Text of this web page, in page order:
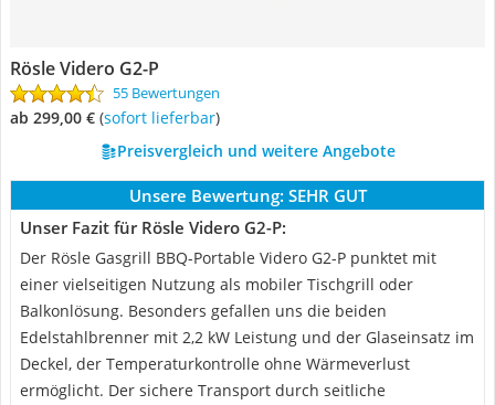
Rösle Videro G2-P
55 Bewertungen
ab 299,00 € ( Sofort lieferbar)
Preisvergleich und weitere Angebote
Unsere Bewertung: SEHR GUT
Unser Fazit für Rösle Videro G2-P:
Der Rösle Gasgrill BBQ-Portable Videro G2-P punktet mit
einer vielseitigen Nutzung als mobiler Tischgrill oder
Balkonlösung. Besonders gefallen uns die beiden
Edelstahlbrenner mit 2,2 kW Leistung und der Glaseinsatz im
Deckel, der Temperaturkontrolle ohne Wärmeverlust
ermöglicht. Der sichere Transport durch seitliche